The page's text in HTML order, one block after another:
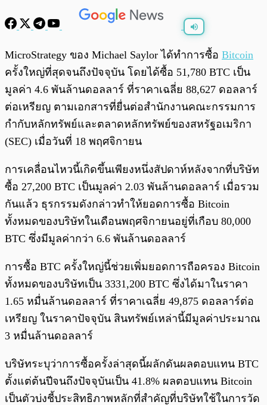
0:00
MicroStrategy ของ Michael Saylor ได้ทำการซื้อ Bitcoin
ครั้งใหญ่ที่สุดจนถึงปัจจุบัน โดยได้ซื้อ 51,780 BTC เป็น
มูลค่า 4.6 พันล้านดอลลาร์ ที่ราคาเฉลี่ย 88,627 ดอลลาร์
ต่อเหรียญ ตามเอกสารที่ยื่นต่อสำนักงานคณะกรรมการ
กำกับหลักทรัพย์และตลาดหลักทรัพย์ของสหรัฐอเมริกา
(SEC) เมื่อวันที่ 18 พฤศจิกายน
การเคลื่อนไหวนี้เกิดขึ้นเพียงหนึ่งสัปดาห์หลังจากที่บริษัท
ซื้อ 27,200 BTC เป็นมูลค่า 2.03 พันล้านดอลลาร์ เมื่อรวม
กันแล้ว ธุรกรรมดังกล่าวทำให้ยอดการซื้อ Bitcoin
ทั้งหมดของบริษัทในเดือนพฤศจิกายนอยู่ที่เกือบ 80,000
BTC ซึ่งมีมูลค่ากว่า 6.6 พันล้านดอลลาร์
การซื้อ BTC ครั้งใหญ่นี้ช่วยเพิ่มยอดการถือครอง Bitcoin
ทั้งหมดของบริษัทเป็น 3331,200 BTC ซึ่งได้มาในราคา
1.65 หมื่นล้านดอลลาร์ ที่ราคาเฉลี่ย 49,875 ดอลลาร์ต่อ
เหรียญ ในราคาปัจจุบัน สินทรัพย์เหล่านี้มีมูลค่าประมาณ
3 หมื่นล้านดอลลาร์
บริษัทระบุว่าการซื้อครั้งล่าสุดนี้ผลักดันผลตอบแทน BTC
ตั้งแต่ต้นปีจนถึงปัจจุบันเป็น 41.8% ผลตอบแทน Bitcoin
เป็นตัวบ่งชี้ประสิทธิภาพหลักที่สำคัญที่บริษัทใช้ในการวัด